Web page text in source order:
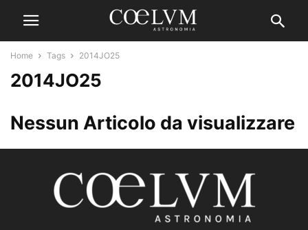
Home Tags 2014JO25
2014JO25
Nessun Articolo da visualizzare